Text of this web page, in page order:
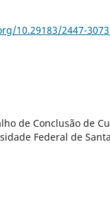
10.29183/2447-
de Conclusão de
Federal de